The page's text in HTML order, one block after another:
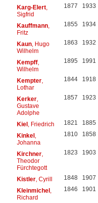
Karg-Elert,
Sigfrid
1877 1933
Kauffmann,
Fritz
1855 1934
Kaun, Hugo
Wilhelm
1863 1932
Kempff,
Wilhelm
1895 1991
Kempter,
Lothar
1844 1918
Kerker,
Gustave
Adolphe
1857 1923
Kiel, Friedrich 1821 1885
Kinkel,
Johanna
1810 1858
Kirchner,
Theodor
Fürchtegott
1823 1903
Kistler, Cyrill 1848 1907
Kleinmichel,
Richard
1846 1901